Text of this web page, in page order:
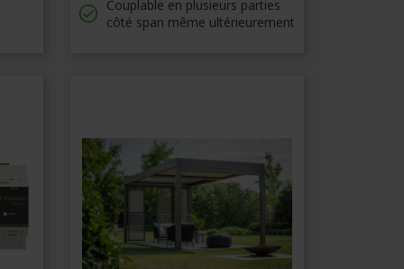
Couplable en plusieurs parties
côté span même ultérieurement